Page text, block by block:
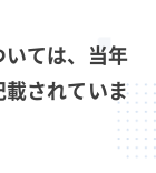
ては、当年
されていま